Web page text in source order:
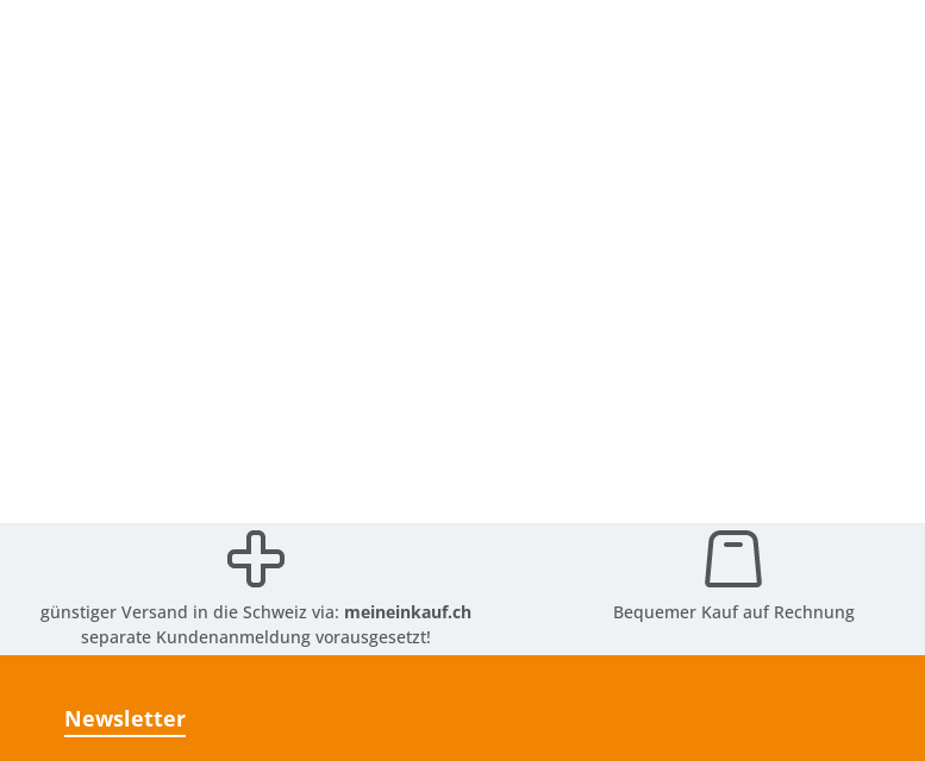
günstiger Versand in die Schweiz via: meineinkauf.ch
separate Kundenanmeldung vorausgesetzt!
Bequemer Kauf auf Rechnung
Newsletter